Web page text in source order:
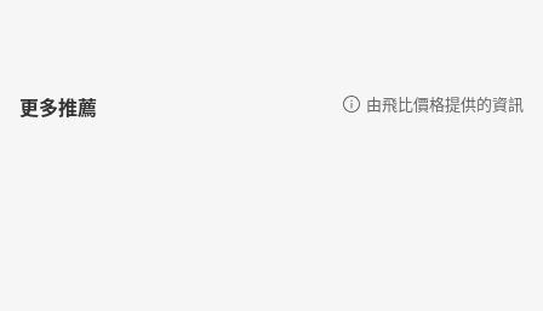
更多推薦 由飛比價格提供的資訊